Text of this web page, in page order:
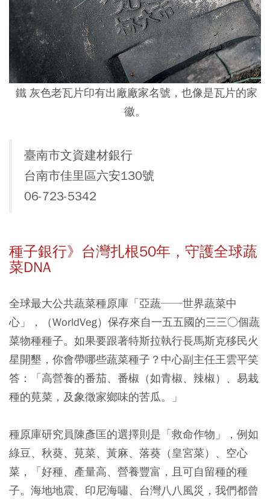
鐵 灰色老瓦片印有出廠廠家名號，也像是瓦片的家
徽。
臺南市文資建材銀行
台南市佳里區六安130號
06-723-5342
種子銀行》台灣扎根50年，守護全球蔬
菜DNA
全球最大公共蔬菜種原庫「亞蔬──世界蔬菜中
心」，（WorldVeg）保存來自一五五國的三三○個蔬
菜物種種子。如果要跟著特斯拉執行長馬斯克移民火
星開墾，你會帶哪些蔬菜種子？中心副主任王雲平笑
答：「高營養的番茄、番椒（如青椒、辣椒）、易栽
種的莧菜，及象徵家鄉味的苦瓜。」
種原庫研究員陳彥匡的選擇則是「救命作物」，例如
綠豆、秋葵、莧菜、黃麻、落葵（皇宮菜）、空心
菜，「好種、產量高、營養豐富，且可自留種的種
子。海地地震、印尼海嘯、台灣八八風災，我們都曾